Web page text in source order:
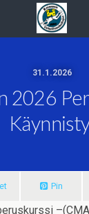
31.1.2026
2026
Pin